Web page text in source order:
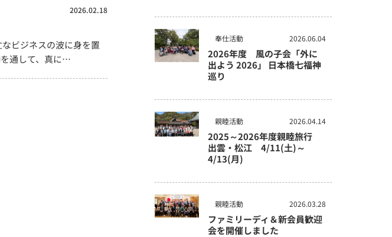
2026.02.18
ビジネスの波に身を置
通して、真に…
奉仕活動 2026.06.04
2026年度 風の子会「外に
出よう 2026」 日本橋七福神
巡り
親睦活動 2026.04.14
2025～2026年度親睦旅行
出雲・松江 4/11(土)～
4/13(月)
親睦活動 2026.03.28
ファミリーディ＆新会員歓迎
会を開催しました